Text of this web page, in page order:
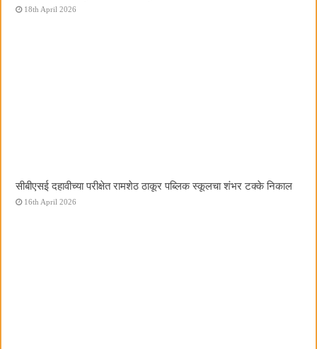
18th April 2026
सीबीएसई दहावीच्या परीक्षेत रामशेठ ठाकूर पब्लिक स्कूलचा शंभर टक्के निकाल
16th April 2026